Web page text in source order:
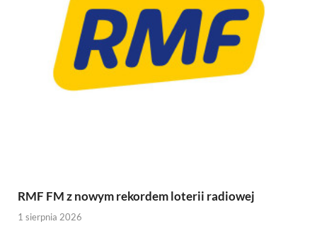
RMF FM z nowym rekordem loterii radiowej
1 sierpnia 2026